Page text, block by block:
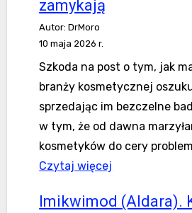
zamykają
Autor: DrMoro
10 maja 2026 r.
Szkoda na post o tym, jak
branży kosmetycznej
sprzedając im bezczelne
w tym, że od dawna
kosmetyków do cery
Czytaj więcej
naprawdę
Imikwimod (Aldara).